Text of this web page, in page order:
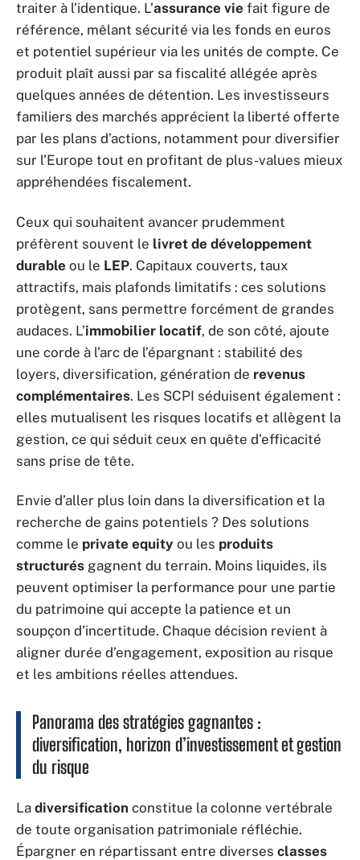
traiter à l’identique. L’assurance vie fait figure de
référence, mêlant sécurité via les fonds en euros
et potentiel supérieur via les unités de compte. Ce
produit plaît aussi par sa fiscalité allégée après
quelques années de détention. Les investisseurs
familiers des marchés apprécient la liberté offerte
par les plans d’actions, notamment pour diversifier
sur l’Europe tout en profitant de plus-values mieux
appréhendées fiscalement.
Ceux qui souhaitent avancer prudemment
préfèrent souvent le livret de développement
durable ou le LEP. Capitaux couverts, taux
attractifs, mais plafonds limitatifs : ces solutions
protègent, sans permettre forcément de grandes
audaces. L’immobilier locatif, de son côté, ajoute
une corde à l’arc de l’épargnant : stabilité des
loyers, diversification, génération de revenus
complémentaires. Les SCPI séduisent également :
elles mutualisent les risques locatifs et allègent la
gestion, ce qui séduit ceux en quête d’efficacité
sans prise de tête.
Envie d’aller plus loin dans la diversification et la
recherche de gains potentiels ? Des solutions
comme le private equity ou les produits
structurés gagnent du terrain. Moins liquides, ils
peuvent optimiser la performance pour une partie
du patrimoine qui accepte la patience et un
soupçon d’incertitude. Chaque décision revient à
aligner durée d’engagement, exposition au risque
et les ambitions réelles attendues.
Panorama des stratégies gagnantes :
diversification, horizon d’investissement et gestion
du risque
La diversification constitue la colonne vertébrale
de toute organisation patrimoniale réfléchie.
Épargner en répartissant entre diverses classes